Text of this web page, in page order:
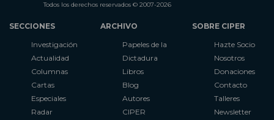
Todos los derechos reservados © 2007-2026
SECCIONES
Investigación
Actualidad
Columnas
Cartas
Especiales
Radar
ARCHIVO
Papeles de la
Dictadura
Libros
Blog
Autores
CIPER
SOBRE CIPER
Hazte Socio
Nosotros
Donaciones
Contacto
Talleres
Newsletter